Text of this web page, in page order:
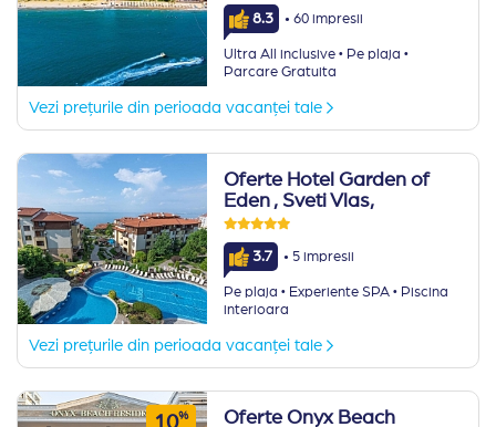
8.3 · 60 impresii
Ultra All inclusive ·Pe plaja ·
Parcare Gratuita
Vezi prețurile din perioada vacanței tale
Oferte Hotel Garden of
Eden , Sveti Vlas,
3.7 · 5 impresii
Pe plaja ·Experiente SPA ·Piscina
interioara
Vezi prețurile din perioada vacanței tale
10% Oferte Onyx Beach